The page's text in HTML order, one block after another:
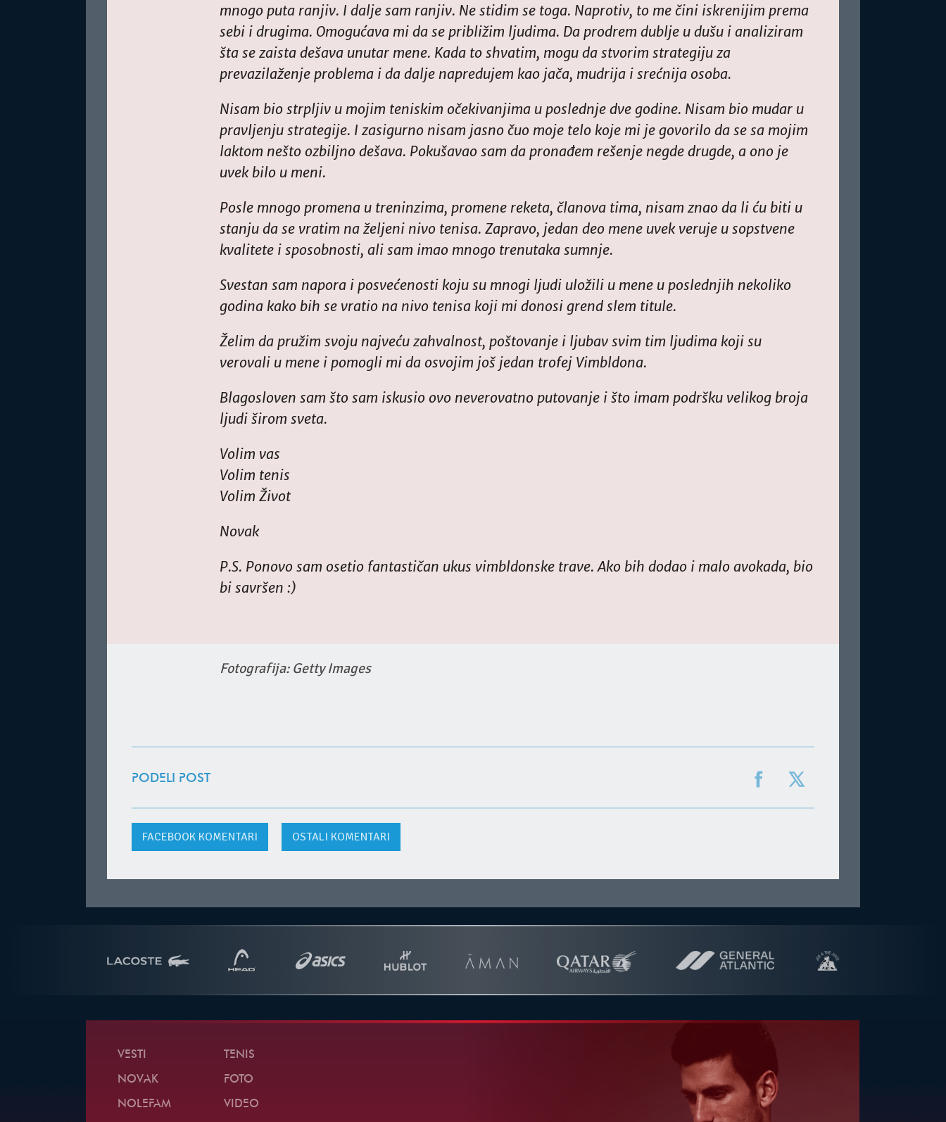
mnogo puta ranjiv. I dalje sam ranjiv. Ne stidim se toga. Naprotiv, to me čini iskrenijim prema
sebi i drugima. Omogućava mi da se približim ljudima. Da prodrem dublje u dušu i analiziram
šta se zaista dešava unutar mene. Kada to shvatim, mogu da stvorim strategiju za
prevazilaženje problema i da dalje napredujem kao jača, mudrija i srećnija osoba.
Nisam bio strpljiv u mojim teniskim očekivanjima u poslednje dve godine. Nisam bio mudar u
pravljenju strategije. I zasigurno nisam jasno čuo moje telo koje mi je govorilo da se sa mojim
laktom nešto ozbiljno dešava. Pokušavao sam da pronađem rešenje negde drugde, a ono je
uvek bilo u meni.
Posle mnogo promena u treninzima, promene reketa, članova tima, nisam znao da li ću biti u
stanju da se vratim na željeni nivo tenisa. Zapravo, jedan deo mene uvek veruje u sopstvene
kvalitete i sposobnosti, ali sam imao mnogo trenutaka sumnje.
Svestan sam napora i posvećenosti koju su mnogi ljudi uložili u mene u poslednjih nekoliko
godina kako bih se vratio na nivo tenisa koji mi donosi grend slem titule.
Želim da pružim svoju najveću zahvalnost, poštovanje i ljubav svim tim ljudima koji su
verovali u mene i pomogli mi da osvojim još jedan trofej Vimbldona.
Blagosloven sam što sam iskusio ovo neverovatno putovanje i što imam podršku velikog broja
ljudi širom sveta.
Volim vas
Volim tenis
Volim Život
Novak
P.S. Ponovo sam osetio fantastičan ukus vimbldonske trave. Ako bih dodao i malo avokada, bio
bi savršen :)
Fotografija: Getty Images
PODELI POST
FACEBOOK KOMENTARI OSTALI KOMENTARI
VESTI
NOVAK
NOLEFAM
TENIS
FOTO
VIDEO